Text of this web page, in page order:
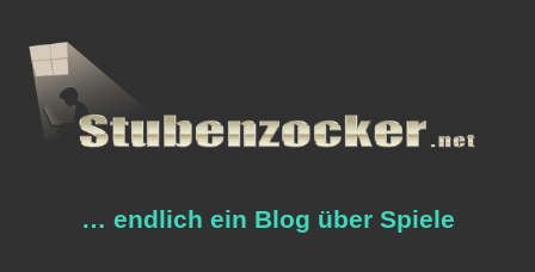
Inhalt
springen
… endlich ein Blog über Spiele